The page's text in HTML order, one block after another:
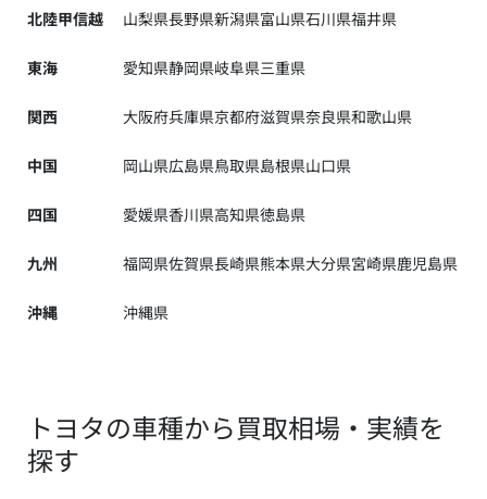
北陸甲信越 山梨県長野県新潟県富山県石川県福井県
東海 愛知県静岡県岐阜県三重県
関西 大阪府兵庫県京都府滋賀県奈良県和歌山県
中国 岡山県広島県鳥取県島根県山口県
四国 愛媛県香川県高知県徳島県
九州 福岡県佐賀県長崎県熊本県大分県宮崎県鹿児島県
沖縄 沖縄県
トヨタの車種から買取相場・実績を
探す